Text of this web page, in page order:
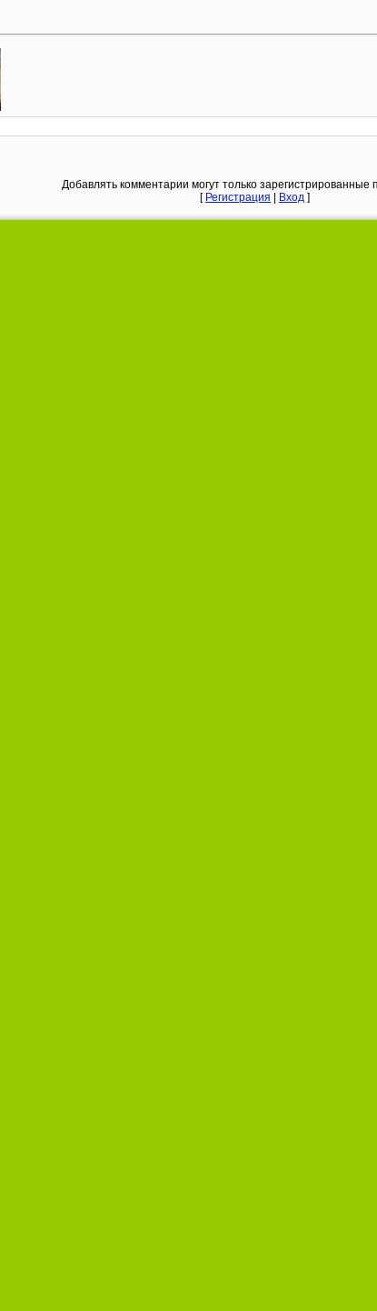
Добавлять комментарии могут только зарегистрированные
[ Регистрация Вход ]